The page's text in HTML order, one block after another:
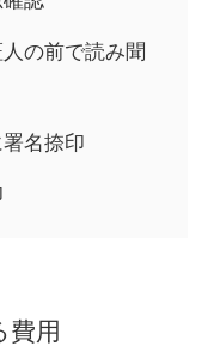
の前で読み聞
名捺印
費用